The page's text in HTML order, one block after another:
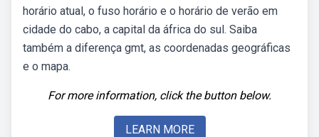
horário atual, o fuso horário e o horário de verão em
cidade do cabo, a capital da áfrica do sul. Saiba
também a diferença gmt, as coordenadas geográficas
e o mapa.
For more information, click the button below.
LEARN MORE